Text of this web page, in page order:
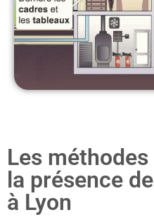
Les
la présence
à Lyon